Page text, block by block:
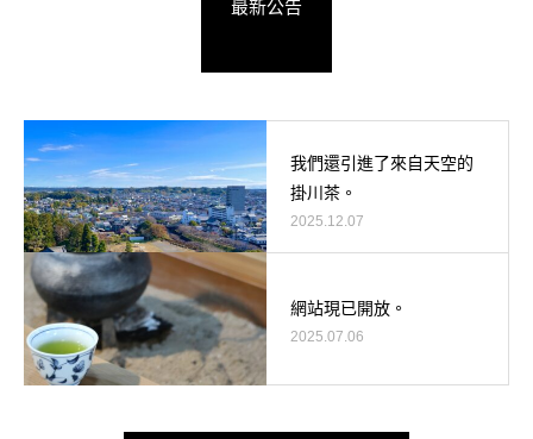
最新公告
我們還引進了來自天空的
掛川茶。
2025.12.07
網站現已開放。
2025.07.06